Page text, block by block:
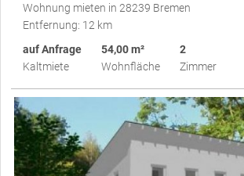
Wohnung mieten in 28239 Bremen
Entfernung: 12 km
auf Anfrage
Kaltmiete
54,00 m²
Wohnfläche
2
Zimmer